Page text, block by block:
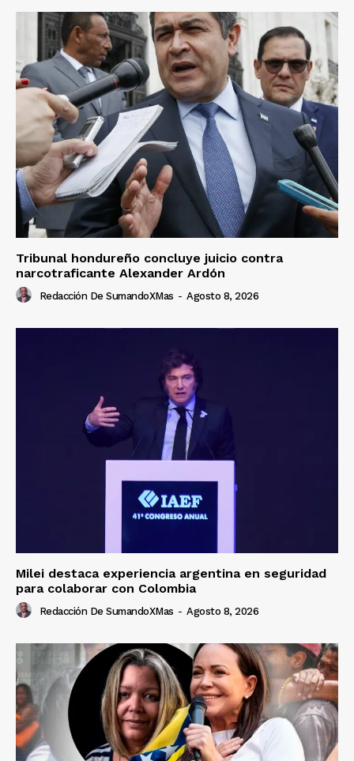
Tribunal hondureño concluye juicio contra
narcotraficante Alexander Ardón
Redacción De SumandoXMas - Agosto 8, 2026
Milei destaca experiencia argentina en seguridad
para colaborar con Colombia
Redacción De SumandoXMas - Agosto 8, 2026